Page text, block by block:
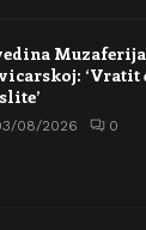
‘Vratit
08/2026 0